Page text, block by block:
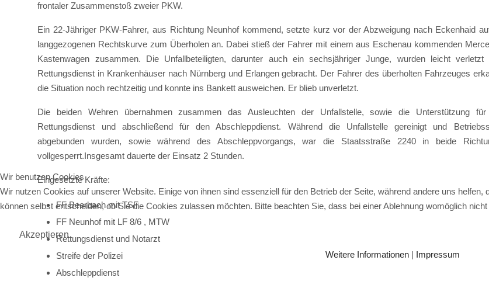
frontaler Zusammenstoß zweier PKW.
Ein 22-Jähriger PKW-Fahrer, aus Richtung Neunhof kommend, setzte kurz vor der Abzweigung nach Eckenhaid
langgezogenen Rechtskurve zum Überholen an. Dabei stieß der Fahrer mit einem aus Eschenau kommenden
Kastenwagen zusammen. Die Unfallbeteiligten, darunter auch ein sechsjähriger Junge, wurden leicht verletzt
Rettungsdienst in Krankenhäuser nach Nürnberg und Erlangen gebracht. Der Fahrer des überholten Fahrzeuges
die Situation noch rechtzeitig und konnte ins Bankett ausweichen. Er blieb unverletzt.
Die beiden Wehren übernahmen zusammen das Ausleuchten der Unfallstelle, sowie die Unterstützung
Rettungsdienst und abschließend für den Abschleppdienst. Während die Unfallstelle gereinigt und
abgebunden wurden, sowie während des Abschleppvorgangs, war die Staatsstraße 2240 in beide
vollgesperrt.Insgesamt dauerte der Einsatz 2 Stunden.
Eingesetzte Kräfte:
FF Beerbach mit TSF
FF Neunhof mit LF 8/6 , MTW
Rettungsdienst und Notarzt
Streife der Polizei
Abschleppdienst
Wir benutzen Cookies
Wir nutzen Cookies auf unserer Website. Einige von ihnen sind essenziell für den Betrieb der Seite, während andere uns
können selbst entscheiden, ob Sie die Cookies zulassen möchten. Bitte beachten Sie, dass bei einer Ablehnung womöglich
Akzeptieren
Weitere Informationen | Impressum